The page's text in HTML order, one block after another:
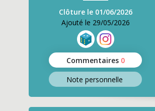
Clôture le 01/06/2026
Ajouté le 29/05/2026
Commentaires 0
Note personnelle